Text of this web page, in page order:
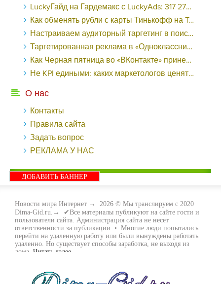
LuckyГайд на Гардемакс с LuckyAds: 317 279 рублей за 10 дней - «Надо знать»
Как обменять рубли с карты Тинькофф на Tether ERC20 (USDT)?
Настраиваем аудиторный таргетинг в поисковой кампании Google Ads - «Заработок»
Таргетированная реклама в «Одноклассниках»: как ее настроить и нужно ли - «Заработок»
Как Черная пятница во «ВКонтакте» принесла магазину подарков 221 продажу по цене 38 рублей - «Заработок»
Не KPI едиными: каких маркетологов ценят - «Заработок»
О нас
Контакты
Правила сайта
Задать вопрос
РЕКЛАМА У НАС
ДОБАВИТЬ БАННЕР
Новости мира Интернет → 2026 © Мы транслируем с 2020
Dima-Gid.ru.→ ✔Все материалы публикуют на сайте гости и
пользователи сайта. Администрация сайта не несет
ответственности за публикации. • Многие люди попытались
перейти на удаленную работу или были вынуждены работать
удаленно. Но существует способы заработка, не выходя из
дома. Читать далее...
много. Все зависит только от вас, чем вы хотите заняться и, что